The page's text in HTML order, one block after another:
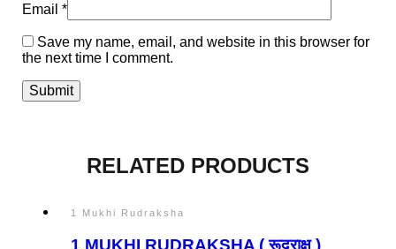
Email *
Save my name, email, and website in this browser for
the next time I comment.
RELATED PRODUCTS
1 Mukhi Rudraksha